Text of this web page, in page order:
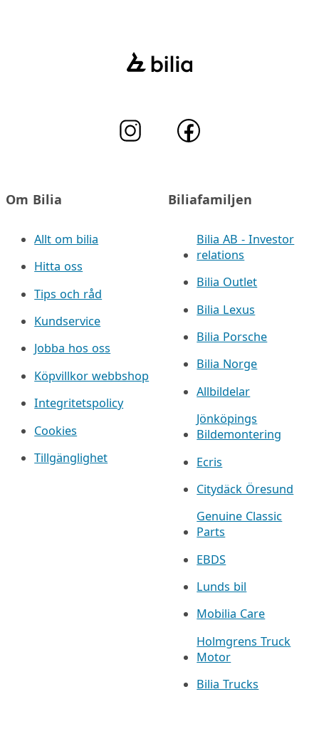
Om Bilia
Allt om bilia
Hitta oss
Tips och råd
Kundservice
Jobba hos oss
Köpvillkor webbshop
Integritetspolicy
Cookies
Tillgänglighet
Biliafamiljen
Bilia AB - Investor
relations
Bilia Outlet
Bilia Lexus
Bilia Porsche
Bilia Norge
Allbildelar
Jönköpings
Bildemontering
Ecris
Citydäck Öresund
Genuine Classic
Parts
EBDS
Lunds bil
Mobilia Care
Holmgrens Truck
Motor
Bilia Trucks